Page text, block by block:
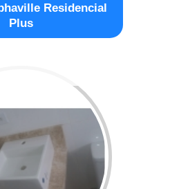
Residencial
Plus